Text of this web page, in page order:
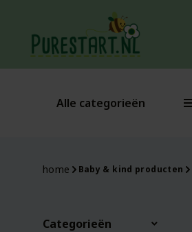
Alle categorieën
home Baby & kind producten
Categorieën